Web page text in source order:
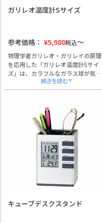
ガリレオ温度計Sサイズ
参考価格： ¥5,980税込
物理学者ガリレオ・ガリレイの原理
を応用した「ガリレオ温度計Sサイ
ズ」は、カラフルなガラス球が気温
の変化に応じてゆっくりと浮き沈み
する、視覚的にも楽しめるインテリ
手のひらサイズながら存在感があ
り、応接室や受付カウンター、クリ
ニックの待合室などに最適。
社名やロゴの彫刻が可能で、創立記
念や開店祝い、表彰記念品としても
ご活用いただけます。
熨斗・ラッピング・手提げ袋にも対
応し、法人ギフトとして安心してご
キューブデスクスタンド